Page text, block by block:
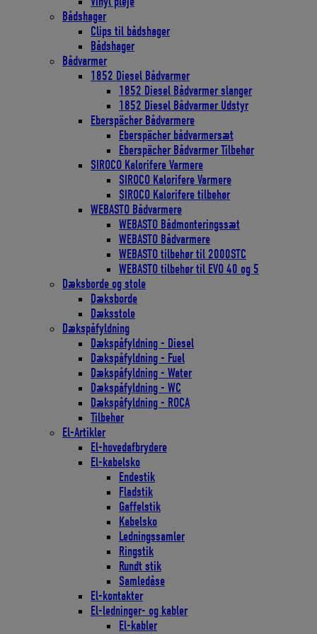
Bådshager
Clips til bådshager
Bådshager
Bådvarmer
1852 Diesel Bådvarmer
1852 Diesel Bådvarmer slanger
1852 Diesel Bådvarmer Udstyr
Eberspächer Bådvarmere
Eberspächer bådvarmersæt
Eberspächer Bådvarmer Tilbehør
SIROCO Kalorifere Varmere
SIROCO Kalorifere Varmere
SIROCO Kalorifere tilbehør
WEBASTO Bådvarmere
WEBASTO Bådmonteringssæt
WEBASTO Bådvarmere
WEBASTO tilbehør til 2000STC
WEBASTO tilbehør til EVO 40 og 5
Dæksborde og stole
Dæksborde
Dæksstole
Dækspåfyldning
Dækspåfyldning - Diesel
Dækspåfyldning - Fuel
Dækspåfyldning - Water
Dækspåfyldning - WC
Dækspåfyldning - ROCA
Tilbehør
El-Artikler
El-hovedafbrydere
El-kabelsko
Endestik
Fladstik
Gaffelstik
Kabelsko
Ledningssamler
Ringstik
Rundt stik
Samledåse
El-kontakter
El-ledninger- og kabler
El-kabler